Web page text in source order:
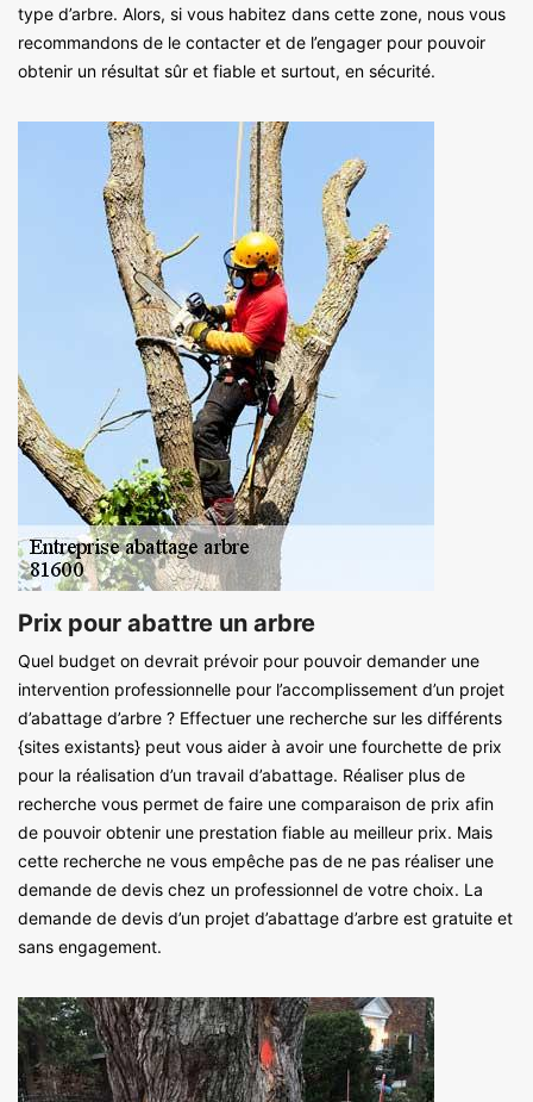
type d’arbre. Alors, si vous habitez dans cette zone, nous vous
recommandons de le contacter et de l’engager pour pouvoir
obtenir un résultat sûr et fiable et surtout, en sécurité.
Prix pour abattre un arbre
Quel budget on devrait prévoir pour pouvoir demander une
intervention professionnelle pour l’accomplissement d’un projet
d’abattage d’arbre ? Effectuer une recherche sur les différents
{sites existants} peut vous aider à avoir une fourchette de prix
pour la réalisation d’un travail d’abattage. Réaliser plus de
recherche vous permet de faire une comparaison de prix afin
de pouvoir obtenir une prestation fiable au meilleur prix. Mais
cette recherche ne vous empêche pas de ne pas réaliser une
demande de devis chez un professionnel de votre choix. La
demande de devis d’un projet d’abattage d’arbre est gratuite et
sans engagement.